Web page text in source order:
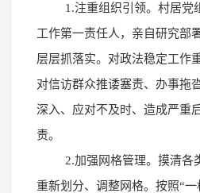
1.注重组织引领。村居党
工作第一责任人，亲自研究部
层层抓落实。对政法稳定工作
对信访群众推诿塞责、办事拖
深入、应对不及时、造成严重
责。
2.加强网格管理。摸清各
重新划分、调整网格。按照“一